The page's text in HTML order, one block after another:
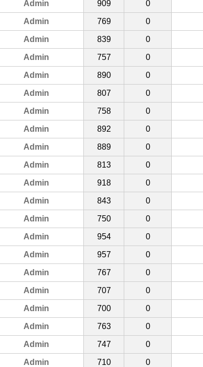
0
909
Admin
0
769
Admin
0
839
Admin
0
757
Admin
0
890
Admin
0
807
Admin
0
758
Admin
0
892
Admin
0
889
Admin
0
813
Admin
0
918
Admin
0
843
Admin
0
750
Admin
0
954
Admin
0
957
Admin
0
767
Admin
0
707
Admin
0
700
Admin
0
763
Admin
0
747
Admin
0
710
Admin